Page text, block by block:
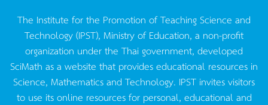
The Institute for the Promotion of Teaching Science and
Technology (IPST), Ministry of Education, a non-profit
organization under the Thai government, developed
SciMath as a website that provides educational resources in
Science, Mathematics and Technology. IPST invites visitors
to use its online resources for personal, educational and